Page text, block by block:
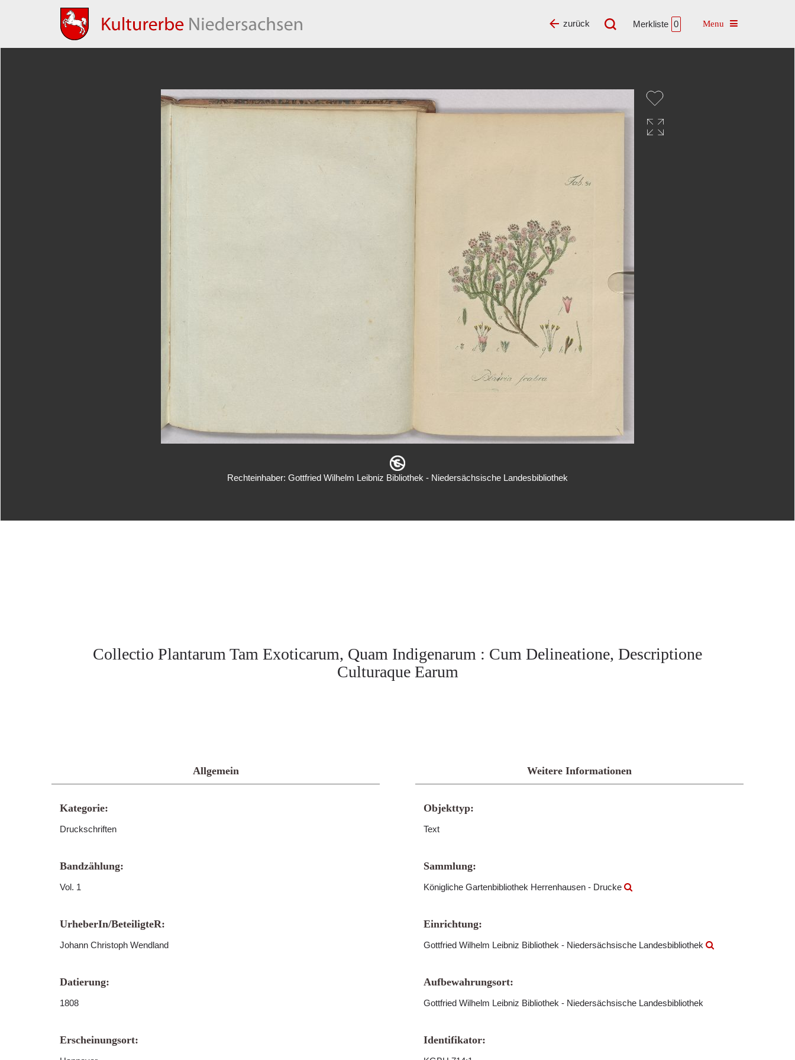
Merkliste 0 Toggle navigation
zurück
Rechteinhaber: Gottfried Wilhelm Leibniz Bibliothek - Niedersächsische Landesbibliothek
Collectio Plantarum Tam Exoticarum, Quam Indigenarum : Cum Delineatione, Descriptione
Culturaque Earum
Allgemein
Kategorie:
Druckschriften
Bandzählung:
Vol. 1
UrheberIn/BeteiligteR:
Johann Christoph Wendland
Datierung:
1808
Erscheinungsort:
Weitere Informationen
Objekttyp:
Text
Sammlung:
Königliche Gartenbibliothek Herrenhausen - Drucke
Einrichtung:
Gottfried Wilhelm Leibniz Bibliothek - Niedersächsische Landesbibliothek
Aufbewahrungsort:
Gottfried Wilhelm Leibniz Bibliothek - Niedersächsische Landesbibliothek
Identifikator: